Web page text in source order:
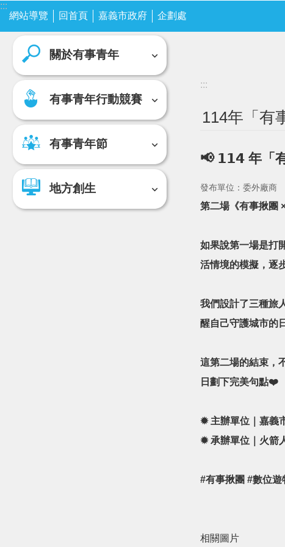
跳到主要內容區塊
關於有事青年
有事青年行動競賽
有事青年節
地方創生
:::
關於有事青年 有事青年行動競賽
網站導覽 回首頁 嘉義市政府 企劃處
:::
114年「有
📢 𝟭𝟭𝟰 年「
發布單位：委外廠商
第二場《有事揪團
如果說第一場是打
活情境的模擬，逐
我們設計了三種旅
醒自己守護城市的
這第二場的結束，
日劃下完美句點❤️
✹ 主辦單位｜嘉義
✹ 承辦單位｜火箭
#有事揪團 #數位
相關圖片